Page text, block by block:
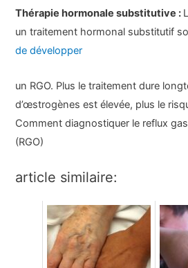
Thérapie hormonale substitutive :
un traitement hormonal substitutif
de développer
un RGO. Plus le traitement dure
d’œstrogènes est élevée, plus le
Comment diagnostiquer le reflux
(RGO)
article similaire: